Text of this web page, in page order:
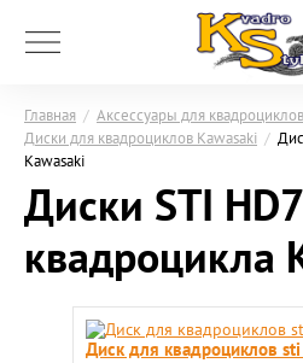
Главная / Аксессуары для квадроциклов
Диски для квадроциклов Kawasaki /
Kawasaki
Диски STI
квадроцикла
Диск для квадроциклов